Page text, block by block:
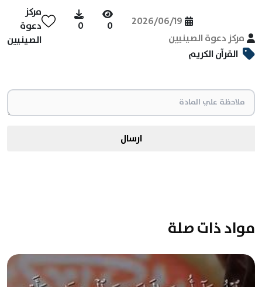
مركز دعوة الصينيين
2026/06/19
0
0
مركز
دعوة
الصينيين
القرآن الكريم
ارسال
مواد ذات صلة